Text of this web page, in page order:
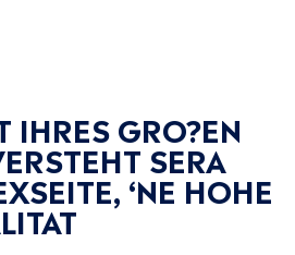
IHRES GRO?EN
SERA
‘NE HOHE